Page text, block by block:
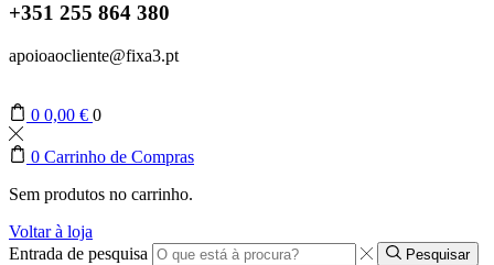
+351 255 864 380
apoioaocliente@fixa3.pt
0 0,00 € 0
0 Carrinho de Compras
Sem produtos no carrinho.
Voltar à loja
Entrada de pesquisa
Pesquisar